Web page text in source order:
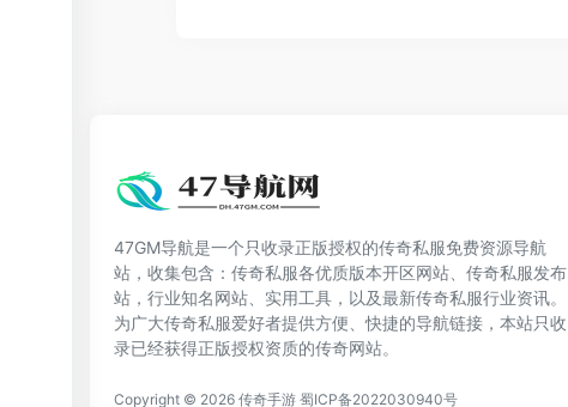
47GM导航是一个只收录正版授权的传奇私服免费资源导航
站，收集包含：传奇私服各优质版本开区网站、传奇私服发布
站，行业知名网站、实用工具，以及最新传奇私服行业资讯。
为广大传奇私服爱好者提供方便、快捷的导航链接，本站只收
录已经获得正版授权资质的传奇网站。
Copyright © 2026 传奇手游 蜀ICP备2022030940号